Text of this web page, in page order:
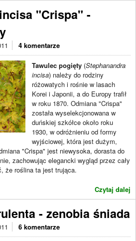
"Crispa" -
4 komentarze
Tawulec pogięty (Stephanandra
incisa) należy do rodziny
różowatych i rośnie w lasach
Korei i Japonii, a do Europy trafił
w roku 1870. Odmiana "Crispa"
została wyselekcjonowana w
duńskiej szkółce około roku
1930, w odróżnieniu od formy
wyjściowej, która jest dużym,
"Crispa" jest niewysoka, dorasta do
zachowując elegancki wygląd przez cały
że roślina ta jest trująca.
Czytaj dalej
- zenobia śniada
6 komentarze